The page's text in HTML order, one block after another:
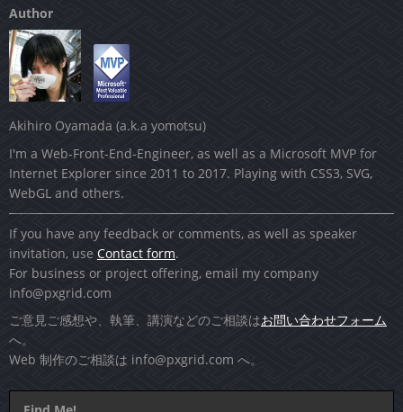
Author
Akihiro Oyamada (a.k.a yomotsu)
I'm a Web-Front-End-Engineer, as well as a Microsoft MVP for
Internet Explorer since 2011 to 2017. Playing with CSS3, SVG,
WebGL and others.
If you have any feedback or comments, as well as speaker
invitation, use Contact form.
For business or project offering, email my company
info@pxgrid.com
ご意見ご感想や、執筆、講演などのご相談はお問い合わせフォーム
へ。
Web 制作のご相談は info@pxgrid.com へ。